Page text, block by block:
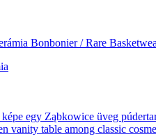
Bonbonier / Rare